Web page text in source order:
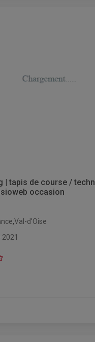
| tapis de course /
occasion
,Val-d'Oise